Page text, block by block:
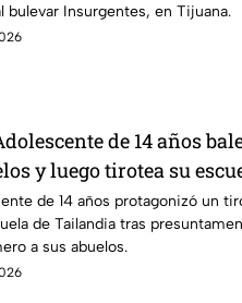
bulevar Insurgentes, en Tijuana.
de 14 años
y luego tirotea su
muertos y 15 heridos
de 14 años protagonizó un
de Tailandia tras
a sus abuelos.